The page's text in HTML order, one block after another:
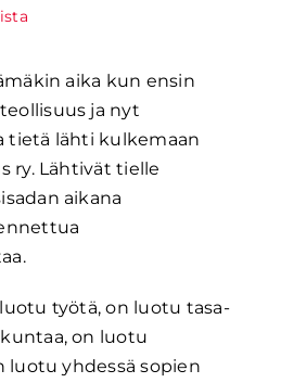
aika kun ensin
ja nyt
tietä lähti kulkemaan
ry. Lähtivät tielle
aikana
työtä, on luotu tasa-
on luotu
luotu yhdessä sopien